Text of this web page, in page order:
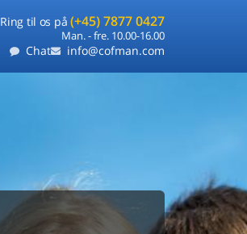
Ring til os på (+45) 7877 0427
Man. - fre. 10.00-16.00
Chat info@cofman.com